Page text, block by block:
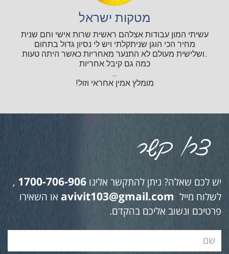
מטקות ישראל
עשיתי המון עבודות אצלהם ראשית שרות אישי וחם שנית
מחיר הכי הוגן שניתקלתי ויש לי נסיון גדול בתחום
..ושלישית מעולם לא התנער מאחריות כאשר היתה טעות
כמה גם קיבל אחריות
...
מומלץ אמין אחראי וזול!
יש לכם שאלה? ניתן להתקשר אלינו 1700-706-906
,
לשלוח מייל avivit103@gmail.com או השאירו
פרטיכם ונשוב אליכם בהקדם.